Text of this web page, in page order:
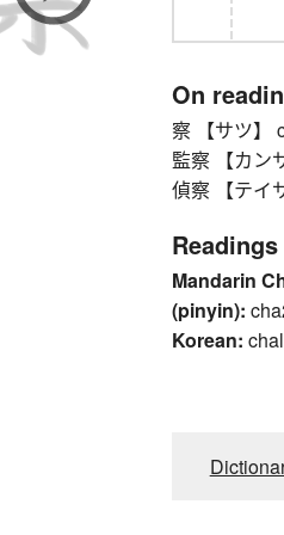
On
察 【サツ】
監察 【カン
偵察 【テイ
Readings
Mandarin
(pinyin):
Korean: chal